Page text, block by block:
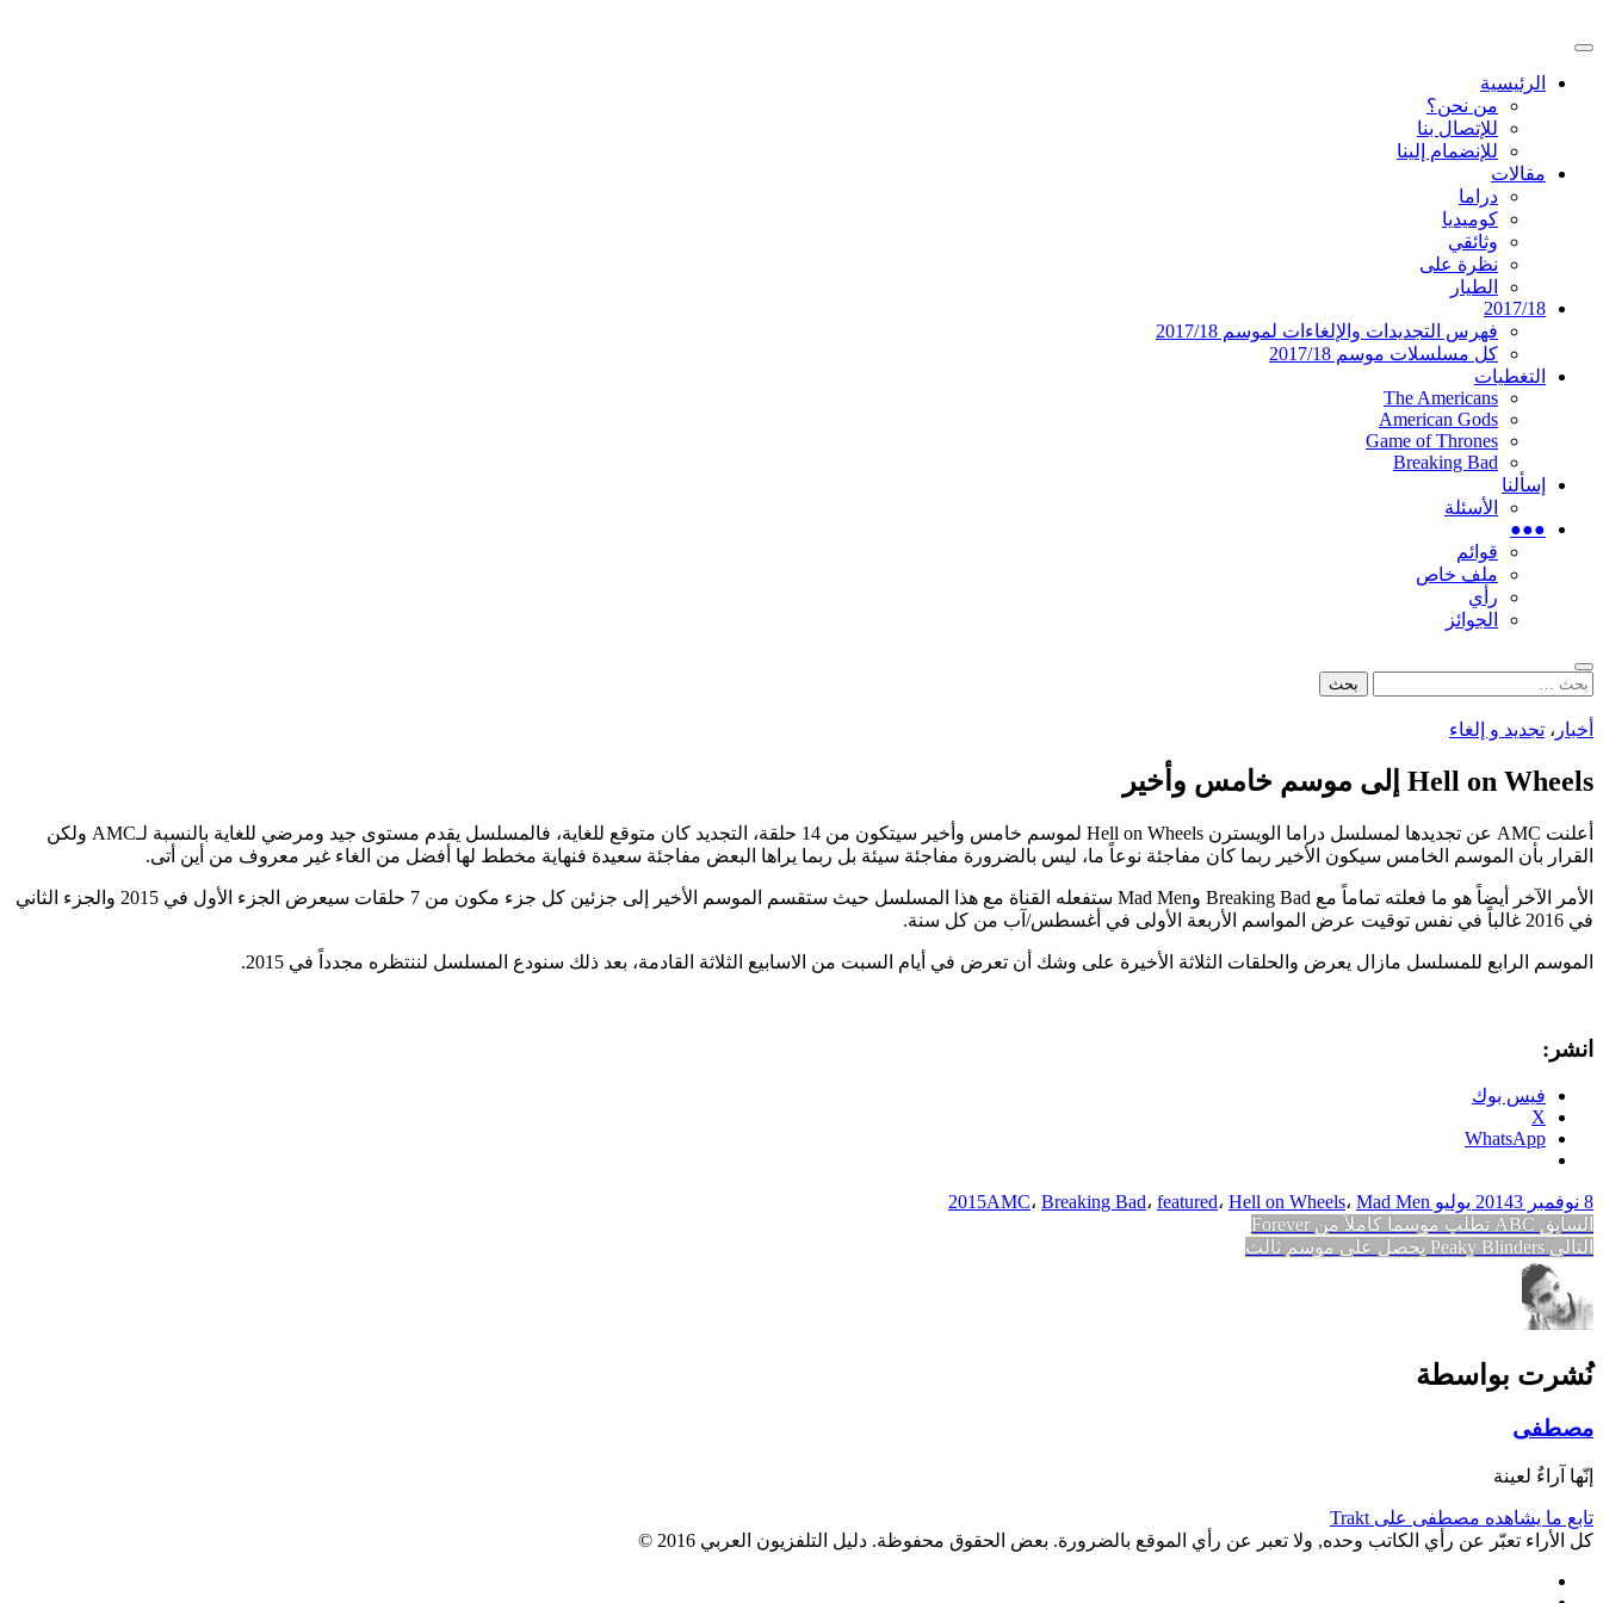
إلى
دليل التلفزيون العربي
موقع عربي متخصص في أخبار ومقالات حول المسلسلات الأجنبية
القائمة
الرئيسيةالرئيسية
من نحن؟
للإتصال بنا
للإنضمام إلينا
مقالات
دراما
كوميديا
وثائقي
نظرة على
الطيار
2017/18
فهرس التجديدات والإلغاءات لموسم 2017/18
كل مسلسلات موسم 2017/18
التغطيات
The Americans
American Gods
Game of Thrones
Breaking Bad
إسألنا
الأسئلة
●●●
قوائم
ملف خاص
رأي
الجوائز
بحث
البحث
أخبار ، تجديد و إلغاء
Hell on Wheels إلى موسم خامس وأخير
أعلنت AMC عن تجديدها لمسلسل دراما الويسترن Hell on Wheels لموسم خامس وأخير سيتكون من 14 حلقة، التجديد كان متوقع للغاية، فالمسلسل يقدم مستوى جيد ومرضي للغاية بالنسبة لـAMC ولكن
القرار بأن الموسم الخامس سيكون الأخير ربما كان مفاجئة نوعاً ما، ليس بالضرورة مفاجئة سيئة بل ربما يراها البعض مفاجئة سعيدة فنهاية مخطط لها أفضل من الغاء غير معروف من أين أتى.
الأمر الآخر أيضاً هو ما فعلته تماماً مع Breaking Bad وMad Men ستفعله القناة مع هذا المسلسل حيث ستقسم الموسم الأخير إلى جزئين كل جزء مكون من 7 حلقات سيعرض الجزء الأول في 2015 والجزء الثاني
في 2016 غالباً في نفس توقيت عرض المواسم الأربعة الأولى في أغسطس/آب من كل سنة.
الموسم الرابع للمسلسل مازال يعرض والحلقات الثلاثة الأخيرة على وشك أن تعرض في أيام السبت من الاسابيع الثلاثة القادمة، بعد ذلك سنودع المسلسل لننتظره مجدداً في 2015.
انشر:
فيس بوك
X
WhatsApp
8 نوفمبر 2014 3 يوليو 2015 AMC، Breaking Bad، featured، Hell on Wheels، Mad Men
تصفّح
المقالات
السابق المقالة
السابقة:
ABC تطلب موسماً كاملاً من Forever
التالي المقالة
التالية:
Peaky Blinders يحصل على موسم ثالث
نُشرت بواسطة
مصطفى
إنّها آراءٌ لعينة
تابع ما يشاهده مصطفى على Trakt
كل الأراء تعبّر عن رأي الكاتب وحده, ولا تعبر عن رأي الموقع بالضرورة. بعض الحقوق محفوظة. دليل التلفزيون العربي 2016 ©